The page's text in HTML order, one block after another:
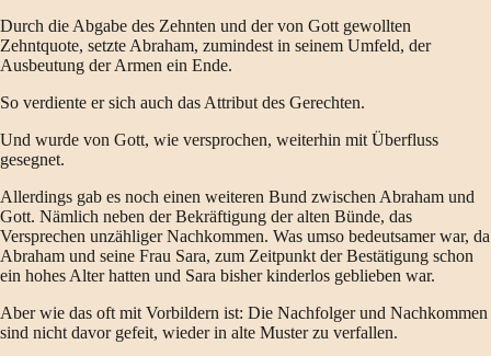
Durch die Abgabe des Zehnten und der von Gott gewollten
Zehntquote, setzte Abraham, zumindest in seinem Umfeld, der
Ausbeutung der Armen ein Ende.
So verdiente er sich auch das Attribut des Gerechten.
Und wurde von Gott, wie versprochen, weiterhin mit Überfluss
gesegnet.
Allerdings gab es noch einen weiteren Bund zwischen Abraham und
Gott. Nämlich neben der Bekräftigung der alten Bünde, das
Versprechen unzähliger Nachkommen. Was umso bedeutsamer war, da
Abraham und seine Frau Sara, zum Zeitpunkt der Bestätigung schon
ein hohes Alter hatten und Sara bisher kinderlos geblieben war.
Aber wie das oft mit Vorbildern ist: Die Nachfolger und Nachkommen
sind nicht davor gefeit, wieder in alte Muster zu verfallen.